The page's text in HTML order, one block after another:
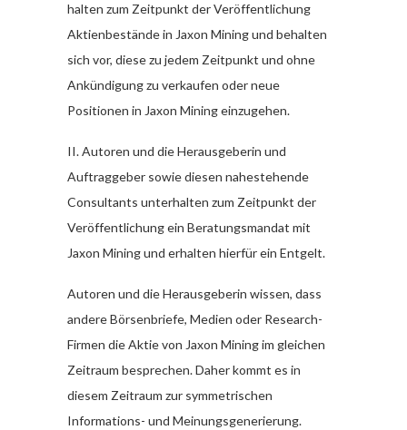
halten zum Zeitpunkt der Veröffentlichung
Aktienbestände in Jaxon Mining und behalten
sich vor, diese zu jedem Zeitpunkt und ohne
Ankündigung zu verkaufen oder neue
Positionen in Jaxon Mining einzugehen.
II. Autoren und die Herausgeberin und
Auftraggeber sowie diesen nahestehende
Consultants unterhalten zum Zeitpunkt der
Veröffentlichung ein Beratungsmandat mit
Jaxon Mining und erhalten hierfür ein Entgelt.
Autoren und die Herausgeberin wissen, dass
andere Börsenbriefe, Medien oder Research-
Firmen die Aktie von Jaxon Mining im gleichen
Zeitraum besprechen. Daher kommt es in
diesem Zeitraum zur symmetrischen
Informations- und Meinungsgenerierung.